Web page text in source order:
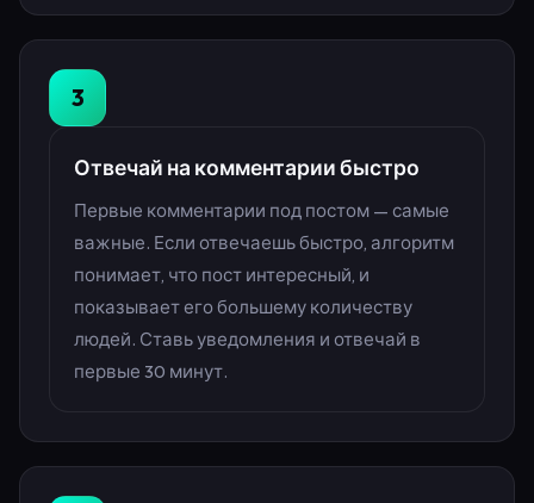
3
Отвечай на комментарии быстро
Первые комментарии под постом — самые
важные. Если отвечаешь быстро, алгоритм
понимает, что пост интересный, и
показывает его большему количеству
людей. Ставь уведомления и отвечай в
первые 30 минут.